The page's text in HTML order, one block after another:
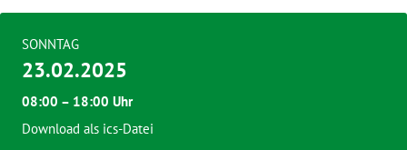
SONNTAG
23.02.2025
08:00 – 18:00 Uhr
Download als ics-Datei